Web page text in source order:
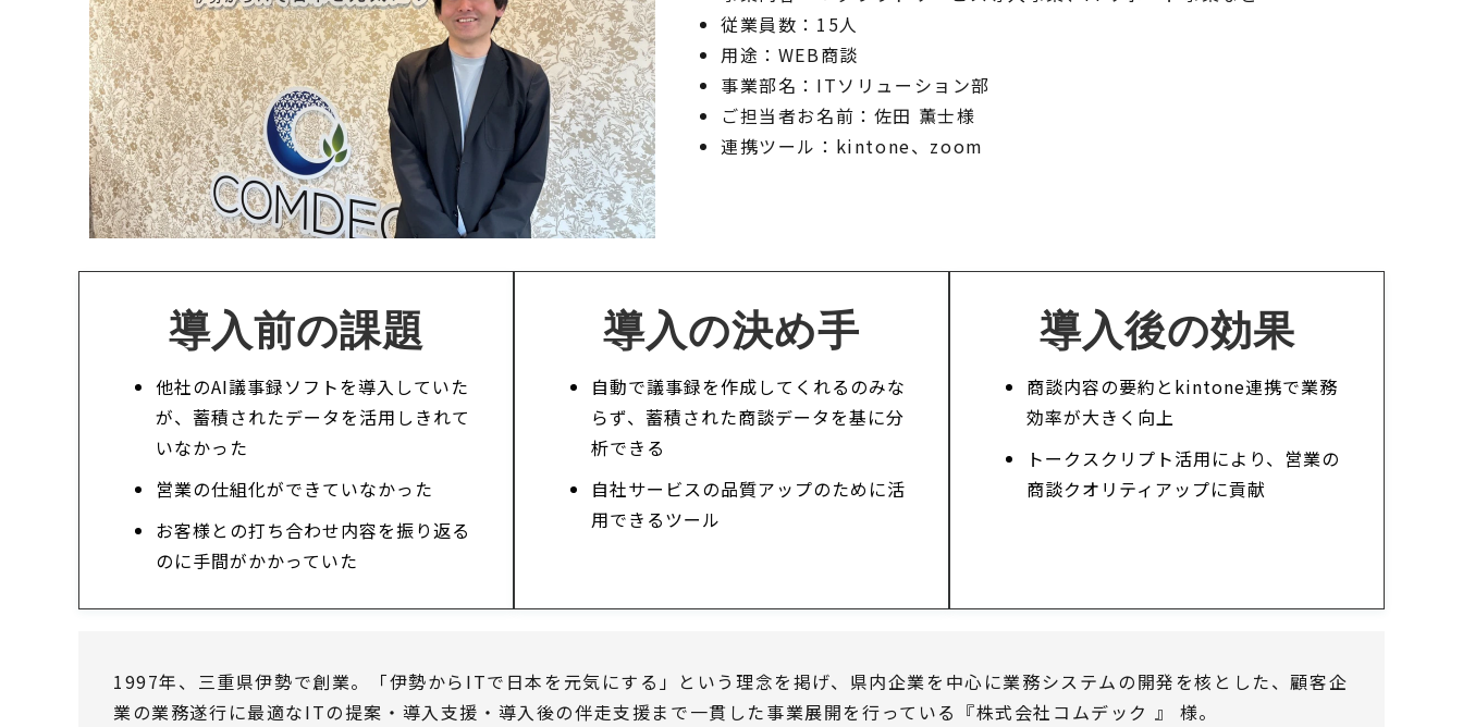
従業員数：15人
用途：WEB商談
事業部名：ITソリューション部
ご担当者お名前：佐田 薫士様
連携ツール：kintone、zoom
導入前の課題
他社のAI議事録ソフトを導入していた
が、蓄積されたデータを活用しきれて
いなかった
営業の仕組化ができていなかった
お客様との打ち合わせ内容を振り返る
のに手間がかかっていた
導入の決め手
自動で議事録を作成してくれるのみな
らず、蓄積された商談データを基に分
析できる
自社サービスの品質アップのために活
用できるツール
導入後の効果
商談内容の要約とkintone連携で業務
効率が大きく向上
トークスクリプト活用により、営業の
商談クオリティアップに貢献
1997年、三重県伊勢で創業。「伊勢からITで日本を元気にする」という理念を掲げ、県内企業を中心に業務システムの開発を核とした、顧客企
業の業務遂行に最適なITの提案・導入支援・導入後の伴走支援まで一貫した事業展開を行っている『株式会社コムデック 』 様。